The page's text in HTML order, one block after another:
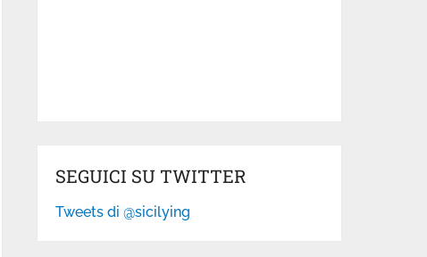
SEGUICI SU TWITTER
Tweets di @sicilying